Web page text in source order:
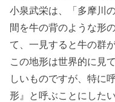
小泉武栄は、「多摩川
間を牛の背のような形
て、一見すると牛の群
この地形は世界的に見
しいものですが、特に
形』と呼ぶことにした